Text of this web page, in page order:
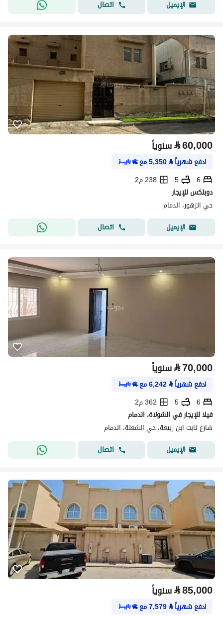
الإيميل اتصال
⃁60,000 سنوياً
ادفع شهرياً⃁
5,350مع
6
5
238 م2
دوبلكس للإيجار
حي الزهور، الدمام
الإيميل
اتصال
⃁70,000 سنوياً
ادفع شهرياً⃁
6,242مع
6
5
362 م2
فيلا للإيجار في الشولاة، الدمام
شارع ثابت ابن ربيعة، حي الشعلة، الدمام
الإيميل
اتصال
⃁85,000 سنوياً
ادفع شهرياً⃁
7,579مع